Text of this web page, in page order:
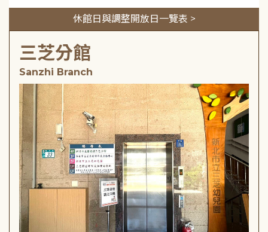
休館日與調整開放日一覽表 >
三芝分館
Sanzhi Branch